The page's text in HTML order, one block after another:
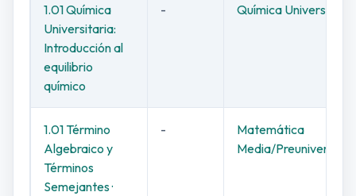
1.01 Química
Universitaria:
Introducción al
equilibrio
químico
- Química Universitaria
1.01 Término
Algebraico y
Términos
Semejantes ·
-
Matemática
Media/